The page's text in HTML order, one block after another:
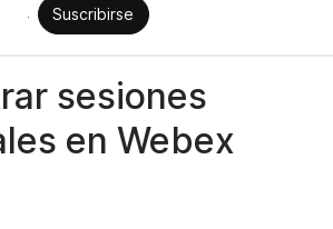
Suscribirse
sesiones
en Webex